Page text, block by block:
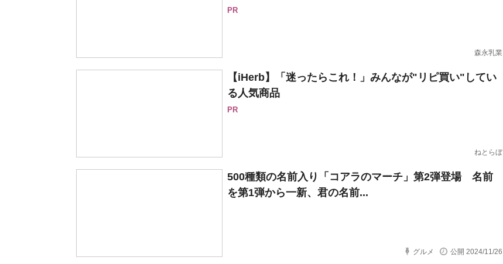
PR
森永乳業
【iHerb】「迷ったらこれ！」みんなが"リピ買い"してい
る人気商品
PR
ねとらぼ
500種類の名前入り「コアラのマーチ」第2弾登場 名前
を第1弾から一新、君の名前...
グルメ 公開 2024/11/26